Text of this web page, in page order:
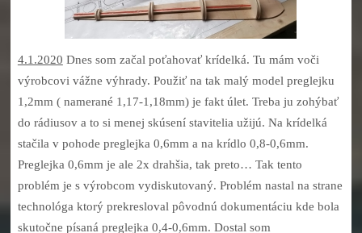
4.1.2020 Dnes som začal poťahovať krídelká. Tu mám voči
výrobcovi vážne výhrady. Použiť na tak malý model preglejku
1,2mm ( namerané 1,17-1,18mm) je fakt úlet. Treba ju zohýbať
do rádiusov a to si menej skúsení stavitelia užijú. Na krídelká
stačila v pohode preglejka 0,6mm a na krídlo 0,8-0,6mm.
Preglejka 0,6mm je ale 2x drahšia, tak preto… Tak tento
problém je s výrobcom vydiskutovaný. Problém nastal na strane
technológa ktorý prekresloval pôvodnú dokumentáciu kde bola
skutočne písaná preglejka 0,4-0,6mm. Dostal som